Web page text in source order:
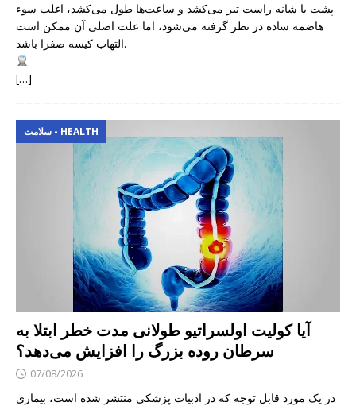
پشت یا شانه راست تیر می‌کشد و ساعت‌ها طول می‌کشد، اغلب سوء
هاضمه ساده در نظر گرفته می‌شود، اما علت اصلی آن ممکن است
التهاب کیسه صفرا باشد.
[…]
سلامت - HEALTH
آیا کولیت اولسراتیو طولانی مدت خطر ابتلا به
سرطان روده بزرگ را افزایش می‌دهد؟
07/08/2026
در یک مورد قابل توجه که در ادبیات پزشکی منتشر شده است، بیماری